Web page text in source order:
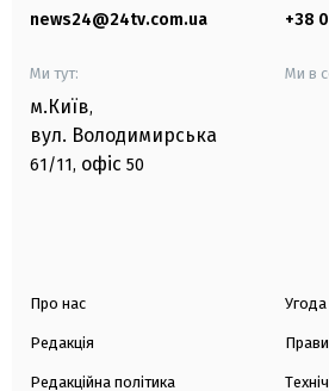
news24@24tv.com.ua +38
Ми тут:
м.Київ,
вул. Володимирська
61/11, офіс 50
Ми в
Про нас
Редакція
Редакційна політика
Угода